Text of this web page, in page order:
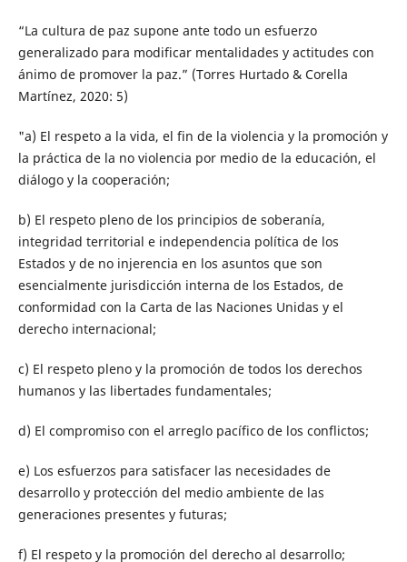
“La cultura de paz supone ante todo un esfuerzo
generalizado para modificar mentalidades y actitudes con
ánimo de promover la paz.” (Torres Hurtado & Corella
Martínez, 2020: 5)
"a) El respeto a la vida, el fin de la violencia y la promoción y
la práctica de la no violencia por medio de la educación, el
diálogo y la cooperación;
b) El respeto pleno de los principios de soberanía,
integridad territorial e independencia política de los
Estados y de no injerencia en los asuntos que son
esencialmente jurisdicción interna de los Estados, de
conformidad con la Carta de las Naciones Unidas y el
derecho internacional;
c) El respeto pleno y la promoción de todos los derechos
humanos y las libertades fundamentales;
d) El compromiso con el arreglo pacífico de los conflictos;
e) Los esfuerzos para satisfacer las necesidades de
desarrollo y protección del medio ambiente de las
generaciones presentes y futuras;
f) El respeto y la promoción del derecho al desarrollo;